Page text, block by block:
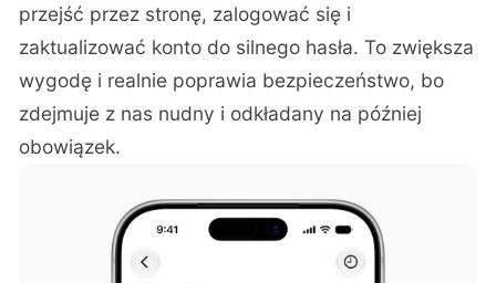
przejść przez stronę, zalogować się i
zaktualizować konto do silnego hasła. To zwiększa
wygodę i realnie poprawia bezpieczeństwo, bo
zdejmuje z nas nudny i odkładany na później
obowiązek.